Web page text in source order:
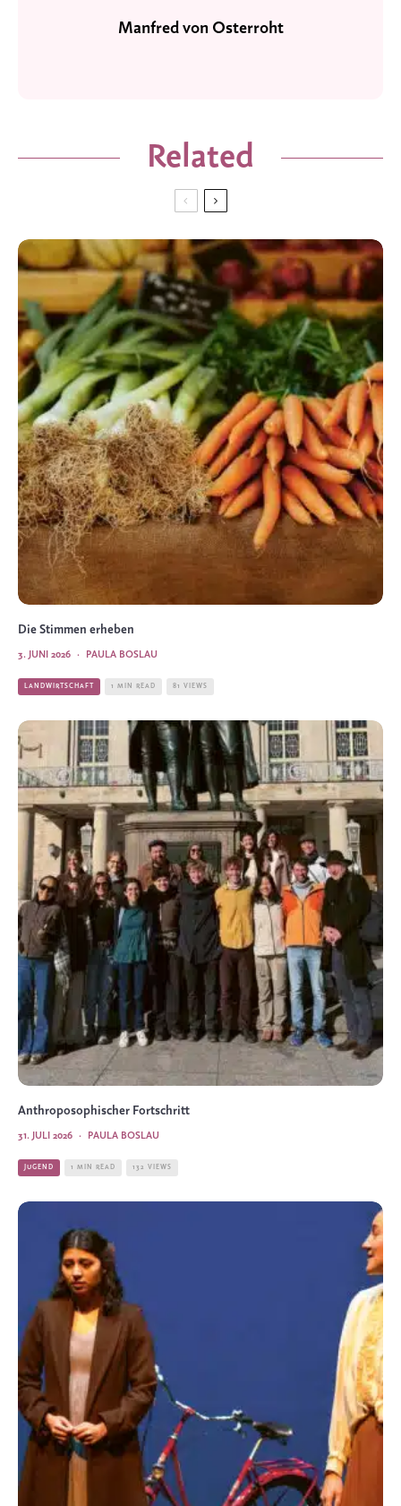
Manfred von Osterroht
Related
Die Stimmen erheben
PAULA BOSLAU
·
3. JUNI 2026
LANDWIRTSCHAFT 1 MIN READ 81 VIEWS
Anthroposophischer Fortschritt
PAULA BOSLAU
·
31. JULI 2026
JUGEND 1 MIN READ 132 VIEWS